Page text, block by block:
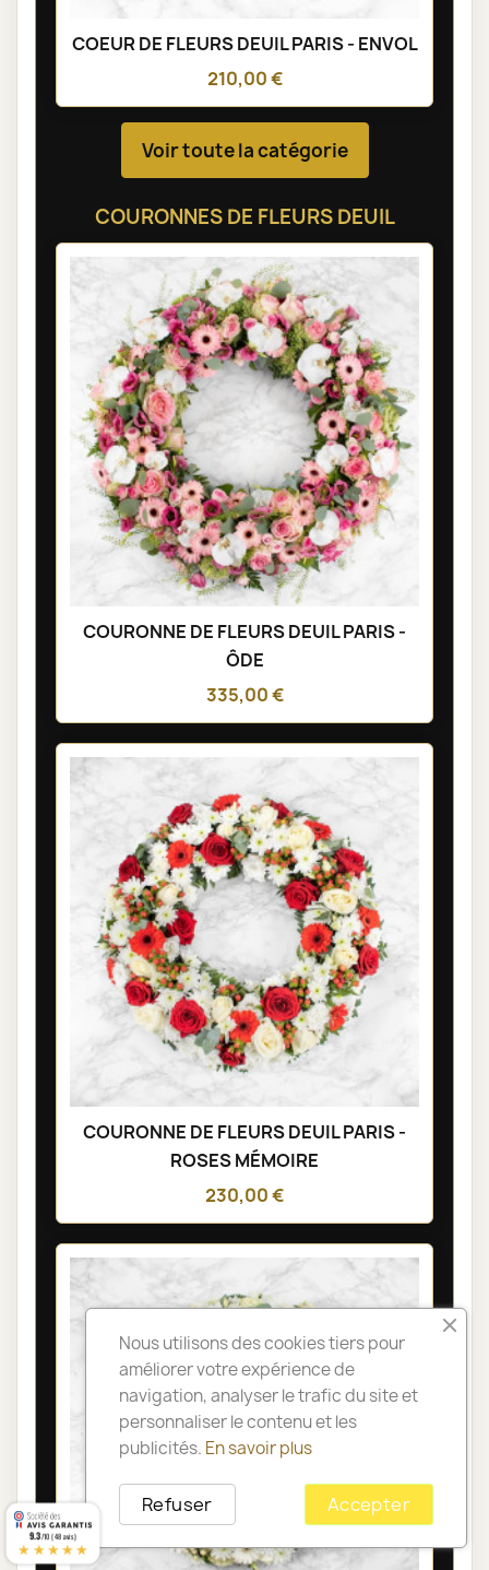
COEUR DE FLEURS DEUIL PARIS - ENVOL
210,00 €
Voir toute la catégorie
COURONNES DE FLEURS DEUIL
COURONNE DE FLEURS DEUIL PARIS -
ÔDE
335,00 €
COURONNE DE FLEURS DEUIL PARIS -
ROSES MÉMOIRE
230,00 €
Nous utilisons des cookies tiers pour
améliorer votre expérience de
navigation, analyser le trafic du site et
personnaliser le contenu et les
publicités. En savoir plus
Accepter
Refuser
9.3/10 (48 avis)
★★★★★